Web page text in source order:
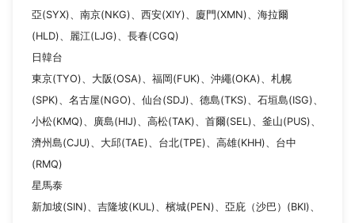
亞(SYX)、南京(NKG)、西安(XIY)、廈門(XMN)、海拉爾
(HLD)、麗江(LJG)、長春(CGQ)
日韓台
東京(TYO)、大阪(OSA)、福岡(FUK)、沖繩(OKA)、札幌
(SPK)、名古屋(NGO)、仙台(SDJ)、德島(TKS)、石垣島(ISG)、
小松(KMQ)、廣島(HIJ)、高松(TAK)、首爾(SEL)、釜山(PUS)、
濟州島(CJU)、大邱(TAE)、台北(TPE)、高雄(KHH)、台中
(RMQ)
星馬泰
新加坡(SIN)、吉隆坡(KUL)、檳城(PEN)、亞庇（沙巴）(BKI)、